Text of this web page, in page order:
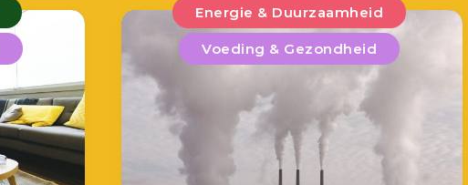
Energie & Duurzaamheid
Voeding & Gezondheid